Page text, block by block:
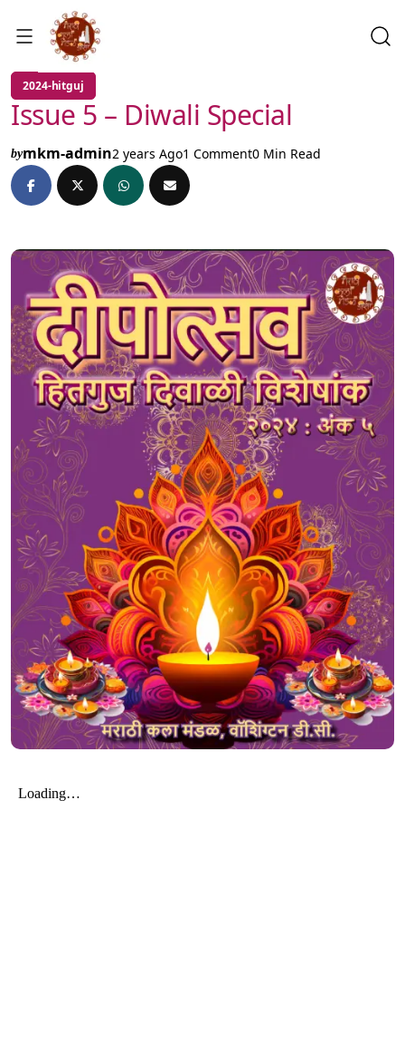
2024-hitguj
Issue 5 – Diwali Special
bymkm-admin2 years Ago1 Comment0 Min Read